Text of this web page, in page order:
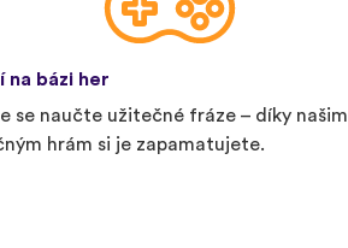
na bázi her
se naučte užitečné fráze – díky našim
hrám si je zapamatujete.